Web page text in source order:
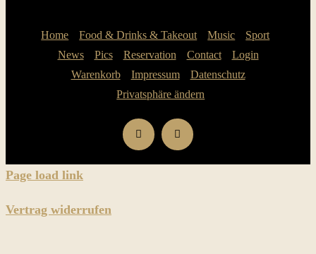
Home Food & Drinks & Takeout Music
Sport
News
Pics Reservation Contact
Login
Warenkorb
Impressum
Datenschutz
Privatsphäre ändern
Page load link
Vertrag widerrufen